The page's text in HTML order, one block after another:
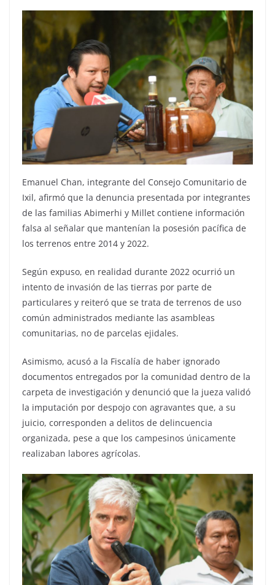
Emanuel Chan, integrante del Consejo Comunitario de
Ixil, afirmó que la denuncia presentada por integrantes
de las familias Abimerhi y Millet contiene información
falsa al señalar que mantenían la posesión pacífica de
los terrenos entre 2014 y 2022.
Según expuso, en realidad durante 2022 ocurrió un
intento de invasión de las tierras por parte de
particulares y reiteró que se trata de terrenos de uso
común administrados mediante las asambleas
comunitarias, no de parcelas ejidales.
Asimismo, acusó a la Fiscalía de haber ignorado
documentos entregados por la comunidad dentro de la
carpeta de investigación y denunció que la jueza validó
la imputación por despojo con agravantes que, a su
juicio, corresponden a delitos de delincuencia
organizada, pese a que los campesinos únicamente
realizaban labores agrícolas.